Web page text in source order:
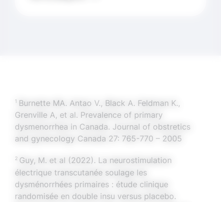
1 Burnette MA. Antao V., Black A. Feldman K.,
Grenville A, et al. Prevalence of primary
dysmenorrhea in Canada. Journal of obstretics
and gynecology Canada 27: 765-770 – 2005
2 Guy, M. et al (2022). La neurostimulation
électrique transcutanée soulage les
dysménorrhées primaires : étude clinique
randomisée en double insu versus placebo.